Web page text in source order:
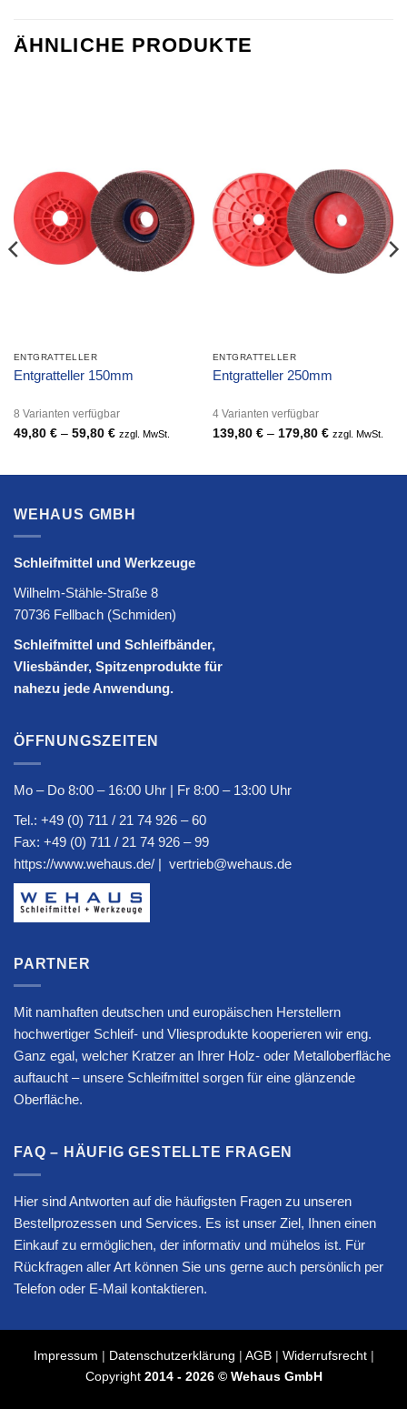
ÄHNLICHE PRODUKTE
ENTGRATTELLER
Entgratteller 150mm
8 Varianten verfügbar
49,80 € – 59,80 €Preisspanne:
zzgl. MwSt.
ENTGRATTELLER
Entgratteller 250mm
4 Varianten verfügbar
139,80 € – 179,80 €Preisspanne:
zzgl. MwSt.
WEHAUS GMBH
Schleifmittel und Werkzeuge
Wilhelm-Stähle-Straße 8
70736 Fellbach (Schmiden)
Schleifmittel und Schleifbänder,
Vliesbänder, Spitzenprodukte für
nahezu jede Anwendung.
ÖFFNUNGSZEITEN
Mo – Do 8:00 – 16:00 Uhr | Fr 8:00 – 13:00 Uhr
Tel.: +49 (0) 711 / 21 74 926 – 60
Fax: +49 (0) 711 / 21 74 926 – 99
https://www.wehaus.de/ | vertrieb@wehaus.de
PARTNER
Mit namhaften deutschen und europäischen Herstellern
hochwertiger Schleif- und Vliesprodukte kooperieren wir eng.
Ganz egal, welcher Kratzer an Ihrer Holz- oder Metalloberfläche
auftaucht – unsere Schleifmittel sorgen für eine glänzende
Oberfläche.
FAQ – HÄUFIG GESTELLTE FRAGEN
Hier sind Antworten auf die häufigsten Fragen zu unseren
Bestellprozessen und Services. Es ist unser Ziel, Ihnen einen
Einkauf zu ermöglichen, der informativ und mühelos ist. Für
Rückfragen aller Art können Sie uns gerne auch persönlich per
Telefon oder E-Mail kontaktieren.
Impressum | Datenschutzerklärung | AGB| Widerrufsrecht|
Copyright 2014 - 2026 © Wehaus GmbH